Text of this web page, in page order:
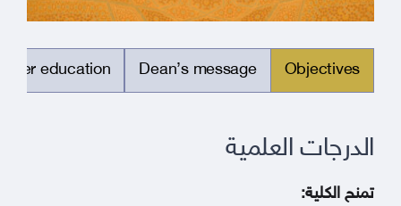
Objectives
Dean’s message
education
الدرجات العلمية
تمنح الكلية: